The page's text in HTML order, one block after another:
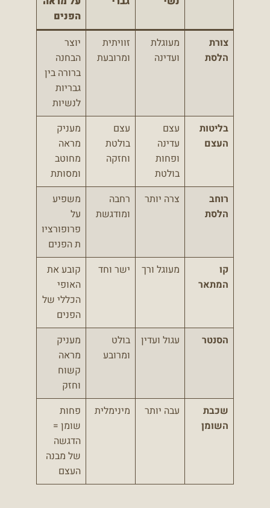
הפנים
צורת
הלסת
מעוגלת
ועדינה
זוויתית
ומרובעת
יוצר
הבחנה
ברורה בין
גבריות
לנשיות
בליטות
העצם
עצם
עדינה
ופחות
בולטת
עצם
בולטת
וחזקה
מעניק
מראה
מחוטב
ומסותת
רוחב
הלסת
צרה יותר
רחבה
ומודגשת
משפיע
על
פרופורציו
ת הפנים
קו
המתאר
מעוגל ורך ישר וחד
קובע את
האופי
הכללי של
הפנים
הסנטר
עגול ועדין
בולט
ומרובע
מעניק
מראה
קשוח
וחזק
שכבת
השומן
עבה יותר מינימלית
פחות
שומן =
הדגשה
של מבנה
העצם